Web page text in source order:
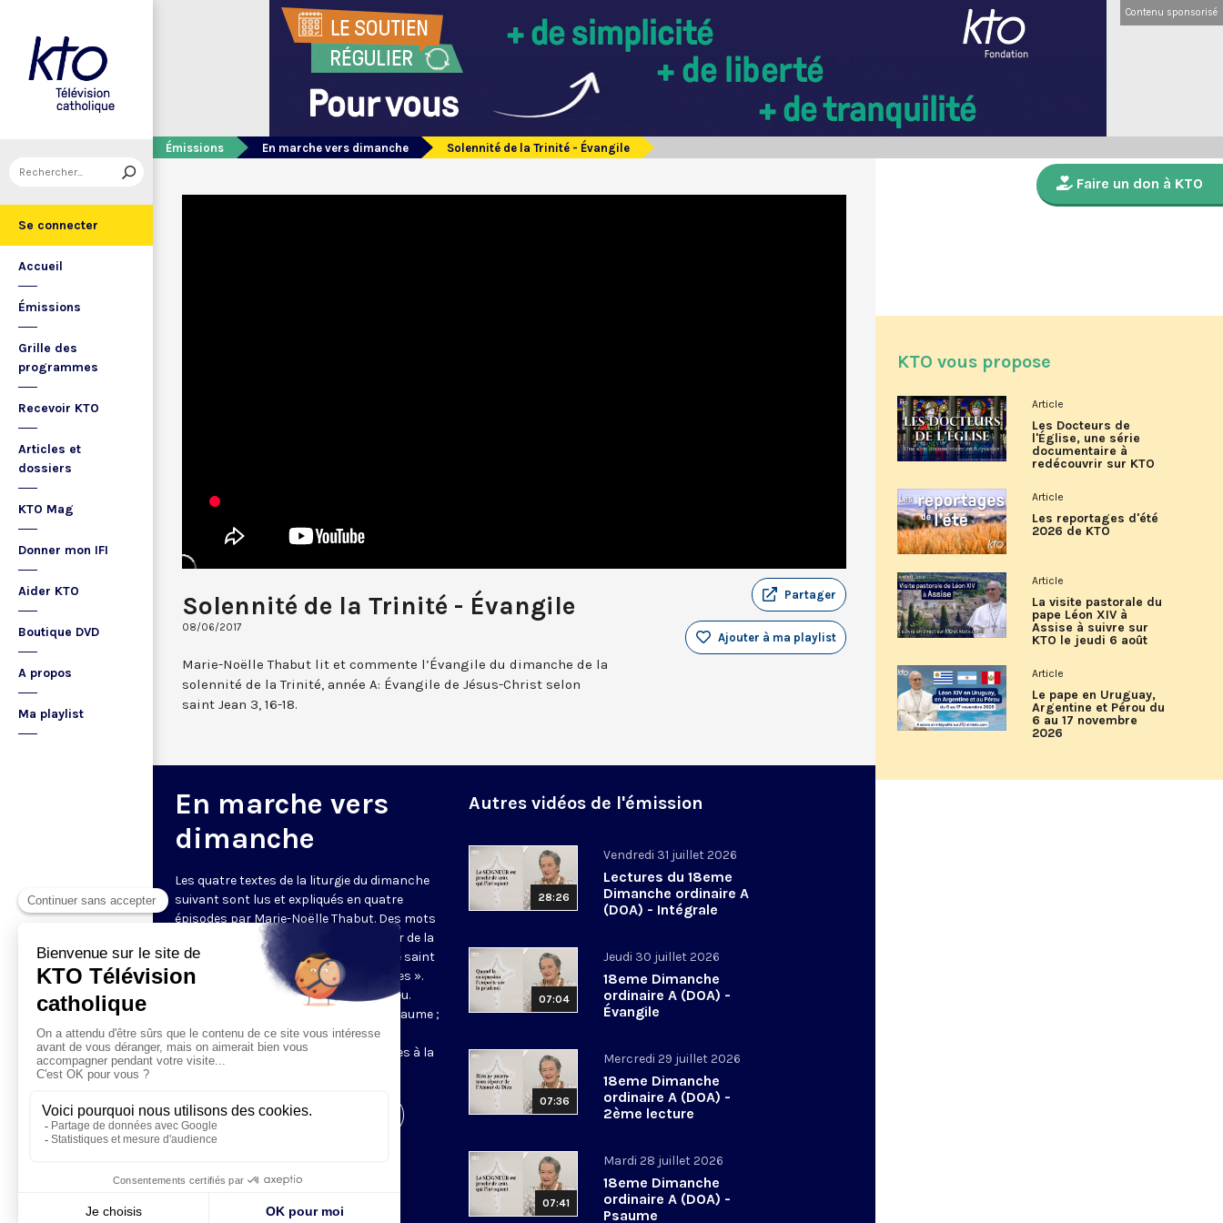
Se connecter
Accueil
Émissions
Grille des
programmes
Recevoir KTO
Articles et
dossiers
KTO Mag
Donner mon IFI
Aider KTO
Boutique DVD
A propos
Ma playlist
Contenu sponsorisé
Émissions En marche vers dimanche Solennité de la Trinité - Évangile
Solennité de la Trinité - Évangile
08/06/2017
Partager
Ajouter à ma playlist
Marie-Noëlle Thabut lit et commente l’Évangile du dimanche de la
solennité de la Trinité, année A: Évangile de Jésus-Christ selon
saint Jean 3, 16-18.
En marche vers
dimanche
Les quatre textes de la liturgie du dimanche
suivant sont lus et expliqués en quatre
épisodes par Marie-Noëlle Thabut. Des mots
simples et lumineux pour aller au cœur de la
Révélation biblique, entrer dans ce que saint
Luc appelle « l’intelligence des Écritures ».
Chaque jour, vivez avec la Parole de Dieu.
Lundi, la première lecture ; mardi, le psaume ;
mercredi, la deuxième lecture ; jeudi,
l’Évangile ; vendredi, les quatre épisodes à la
Visiter la page de l'émission
Autres vidéos de l'émission
28:26
Vendredi 31 juillet 2026
Lectures du 18eme
Dimanche ordinaire A
(DOA) - Intégrale
07:04
Jeudi 30 juillet 2026
18eme Dimanche
ordinaire A (DOA) -
Évangile
07:36
Mercredi 29 juillet 2026
18eme Dimanche
ordinaire A (DOA) -
2ème lecture
07:41
Mardi 28 juillet 2026
18eme Dimanche
ordinaire A (DOA) -
Psaume
Faire un don à KTO
KTO vous propose
Article
Les Docteurs de
l'Église, une série
documentaire à
redécouvrir sur KTO
Article
Les reportages d'été
2026 de KTO
Article
La visite pastorale du
pape Léon XIV à
Assise à suivre sur
KTO le jeudi 6 août
Article
Le pape en Uruguay,
Argentine et Pérou du
6 au 17 novembre
2026